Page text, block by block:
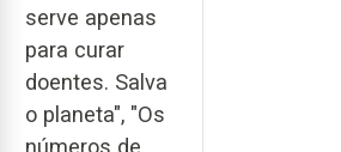
serve apenas
para curar
doentes. Salva
o planeta", "Os
números de